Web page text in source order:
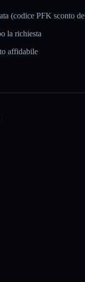
(codice PFK sconto
la richiesta
affidabile